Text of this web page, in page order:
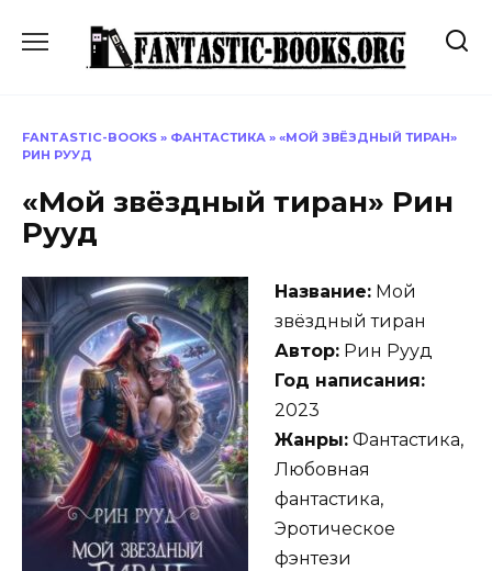
содержанию
FANTASTIC-BOOKS » ФАНТАСТИКА » «МОЙ ЗВЁЗДНЫЙ ТИРАН»
РИН РУУД
«Мой звёздный тиран» Рин
Рууд
Название: Мой
звёздный тиран
Автор: Рин Рууд
Год написания:
2023
Жанры: Фантастика,
Любовная
фантастика,
Эротическое
фэнтези